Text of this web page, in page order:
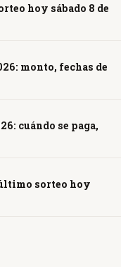
hoy sábado 8 de
monto, fechas de
cuándo se paga,
sorteo hoy